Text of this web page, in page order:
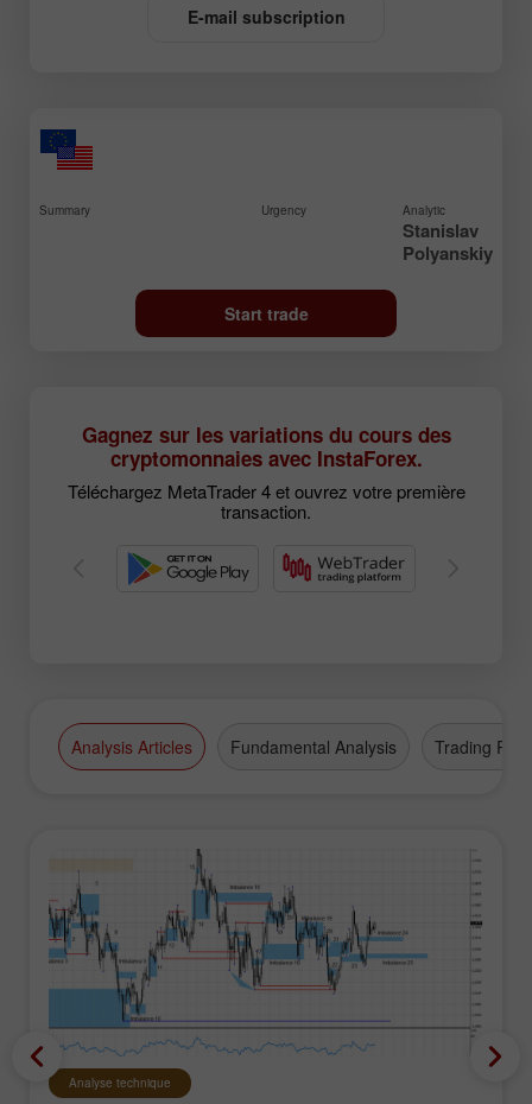
E-mail subscription
Summary Urgency Analytic
Stanislav
Polyanskiy
Start trade
Gagnez sur les variations du cours des
cryptomonnaies avec InstaForex.
Téléchargez MetaTrader 4 et ouvrez votre première
transaction.
Analysis Articles Fundamental Analysis Trading Plan
Analyse technique